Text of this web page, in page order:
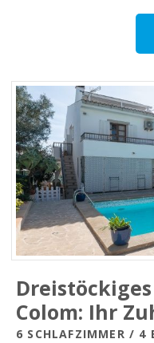
Colom: Ihr
6 SCHLAFZIMMER / 4